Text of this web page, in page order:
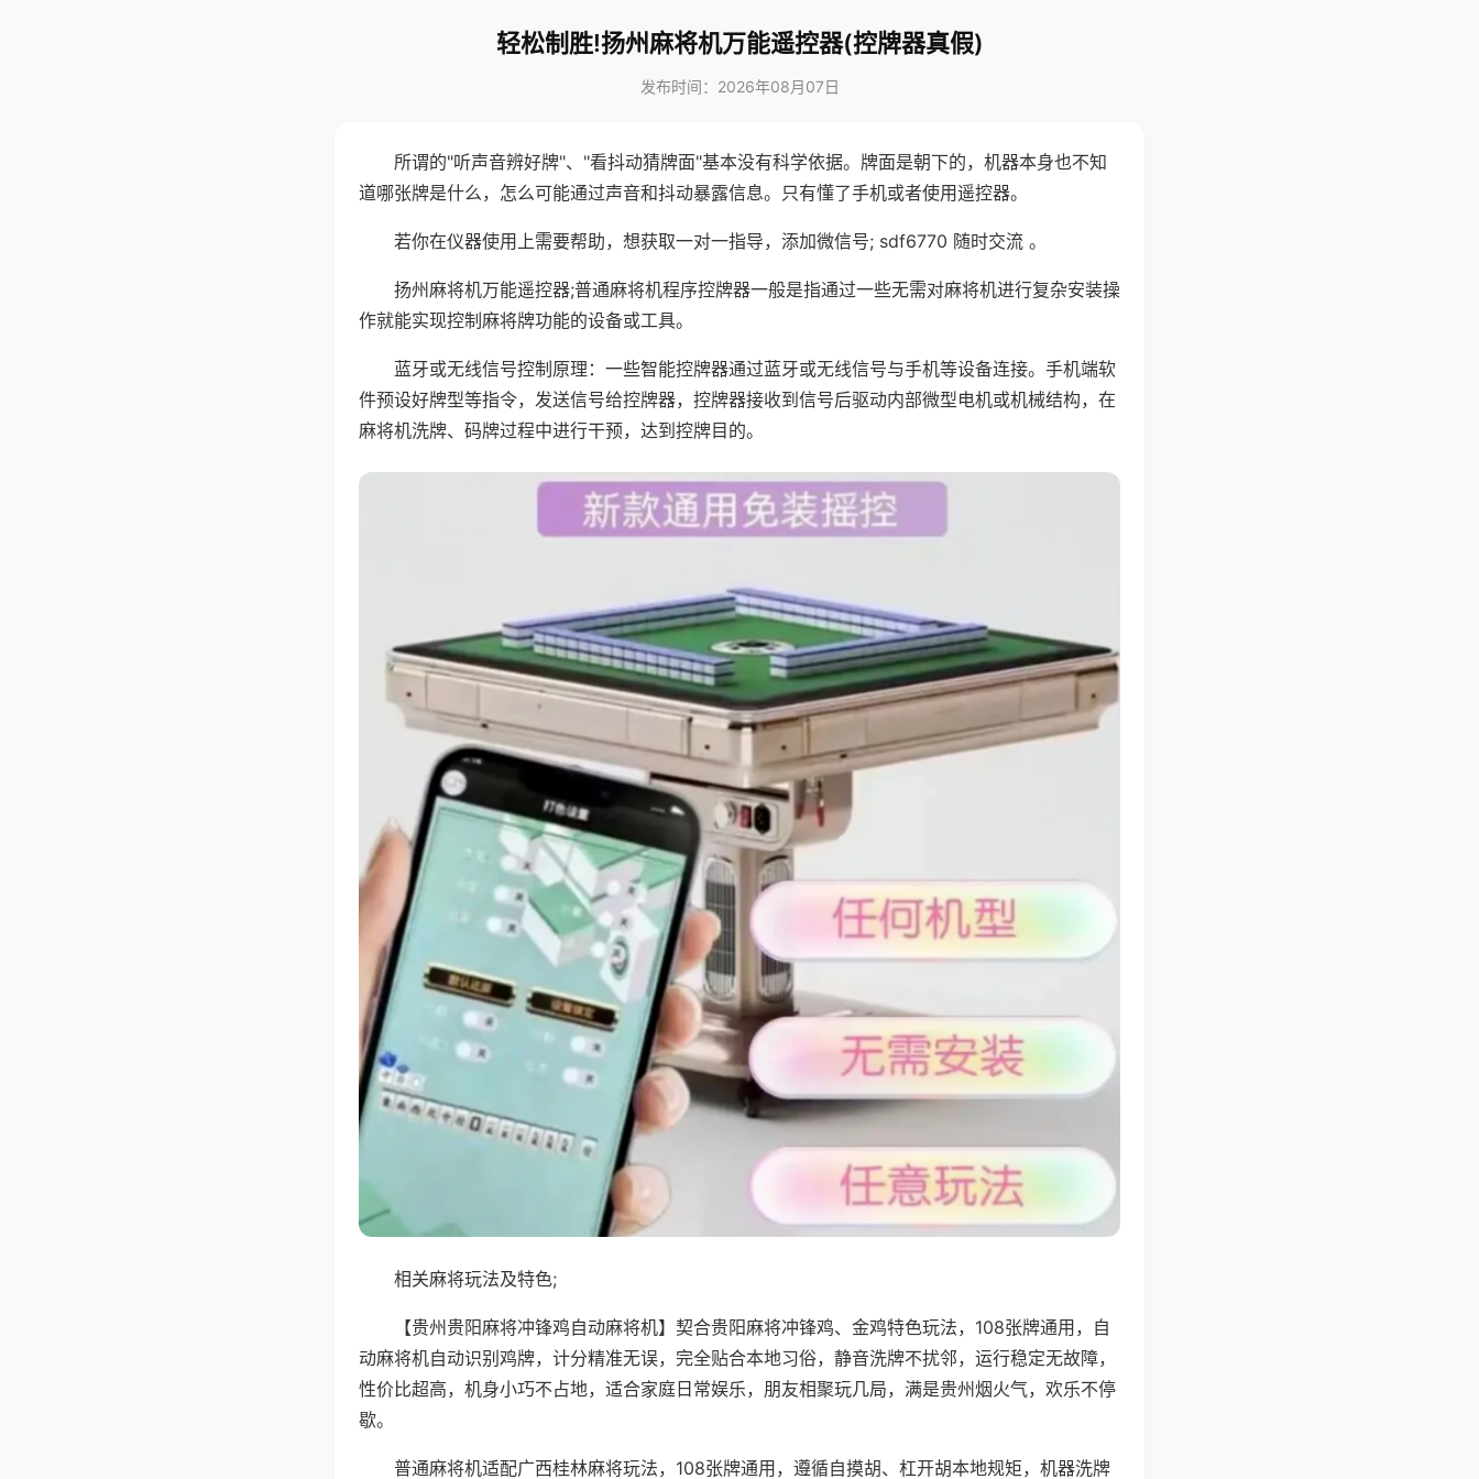
轻松制胜!扬州麻将机万能遥控器(控牌器真假)
发布时间：2026年08月07日
所谓的"听声音辨好牌"、"看抖动猜牌面"基本没有科学依据。牌面是朝下的，机器本身也不知
道哪张牌是什么，怎么可能通过声音和抖动暴露信息。只有懂了手机或者使用遥控器。
若你在仪器使用上需要帮助，想获取一对一指导，添加微信号; sdf6770 随时交流 。
扬州麻将机万能遥控器;普通麻将机程序控牌器一般是指通过一些无需对麻将机进行复杂安装操
作就能实现控制麻将牌功能的设备或工具。
蓝牙或无线信号控制原理：一些智能控牌器通过蓝牙或无线信号与手机等设备连接。手机端软
件预设好牌型等指令，发送信号给控牌器，控牌器接收到信号后驱动内部微型电机或机械结构，在
麻将机洗牌、码牌过程中进行干预，达到控牌目的。
相关麻将玩法及特色;
【贵州贵阳麻将冲锋鸡自动麻将机】契合贵阳麻将冲锋鸡、金鸡特色玩法，108张牌通用，自
动麻将机自动识别鸡牌，计分精准无误，完全贴合本地习俗，静音洗牌不扰邻，运行稳定无故障，
性价比超高，机身小巧不占地，适合家庭日常娱乐，朋友相聚玩几局，满是贵州烟火气，欢乐不停
歇。
普通麻将机适配广西桂林麻将玩法，108张牌通用，遵循自摸胡、杠开胡本地规矩，机器洗牌